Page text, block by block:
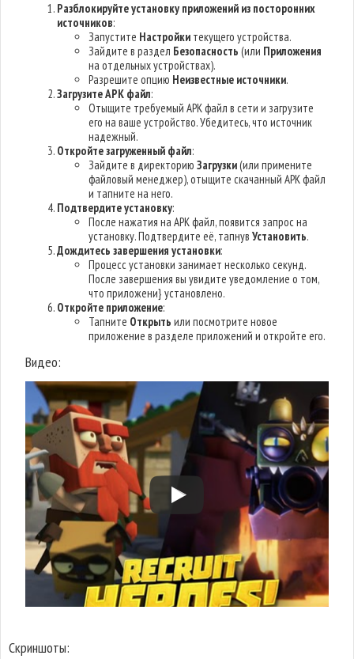
Разблокируйте установку приложений из посторонних
источников:
Запустите Настройки текущего устройства.
Зайдите в раздел Безопасность (или Приложения
на отдельных устройствах).
Разрешите опцию Неизвестные источники.
Загрузите APK файл:
Отыщите требуемый APK файл в сети и загрузите
его на ваше устройство. Убедитесь, что источник
надежный.
Откройте загруженный файл:
Зайдите в директориюЗагрузки(или примените
файловый менеджер), отыщите скачанный APK файл
и тапните на него.
Подтвердите установку:
После нажатия на APK файл, появится запрос на
установку. Подтвердите её, тапнувУстановить.
Дождитесь завершения установки:
Процесс установки занимает несколько секунд.
После завершения вы увидите уведомление о том,
что приложени} установлено.
Откройте приложение:
Тапните Открыть или посмотрите новое
приложение в разделе приложений и откройте его.
Видео:
Скриншоты: